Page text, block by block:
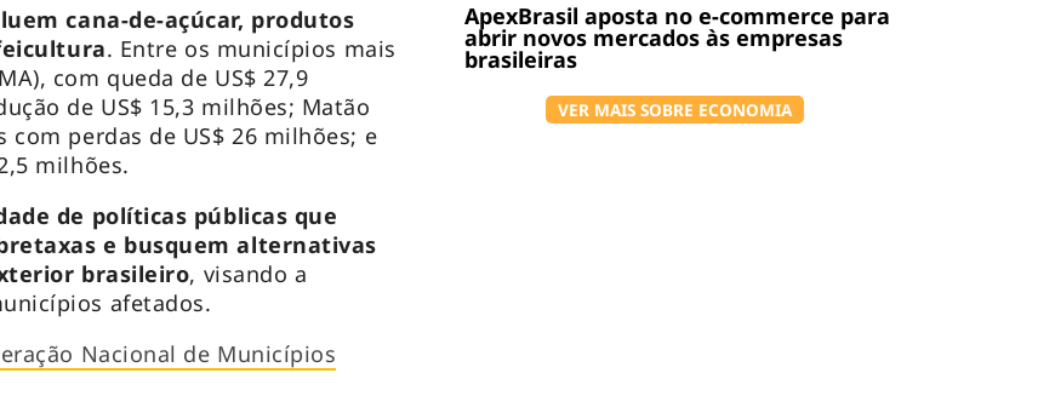
ApexBrasil aposta no e-commerce para
abrir novos mercados às empresas
brasileiras
VER MAIS SOBRE ECONOMIA
cana-de-açúcar, produtos
. Entre os municípios mais
com queda de US$ 27,9
de US$ 15,3 milhões; Matão
com perdas de US$ 26 milhões; e
milhões.
de políticas públicas que
e busquem alternativas
brasileiro, visando a
afetados.
Nacional de Municípios